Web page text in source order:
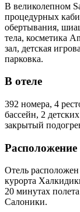
В великолепном
процедурных
обертывания,
тела, косметика
зал, детская
парковка.
В отеле
392 номера, 4
бассейн, 2
закрытый
Расположение
Отель расположен
курорта
20 минутах
Салоники.